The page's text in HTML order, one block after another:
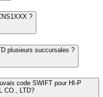
?
plusieurs succursales ?
code SWIFT pour HI-P
CO., LTD?